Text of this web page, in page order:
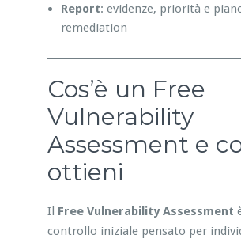
Report: evidenze, priorità e
remediation
Cos’è un Free
Vulnerability
Assessment e
ottieni
Il Free Vulnerability Assessment
controllo iniziale pensato per